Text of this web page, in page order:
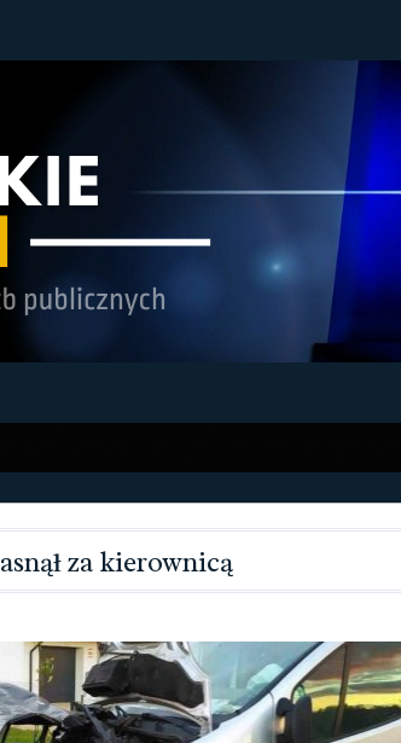
za kierownicą